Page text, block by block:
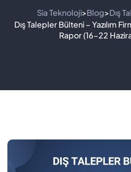
Sia Teknoloji>Blog>Dış
Dış Talepler Bülteni – Yazılım
Rapor (16–22